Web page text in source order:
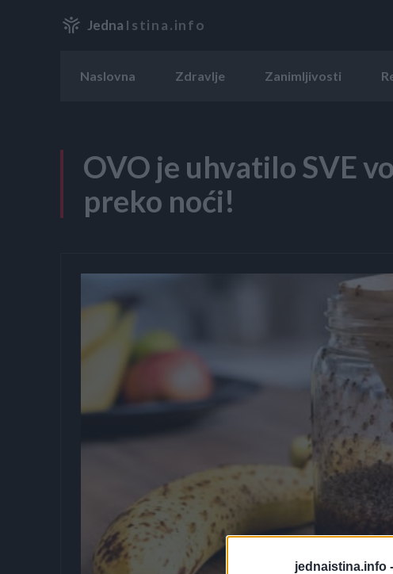
jednaistina.info -
Jedna Istina.info
Naslovna Zdravlje Zanimljivosti
OVO je uhvatilo SVE
preko noći!